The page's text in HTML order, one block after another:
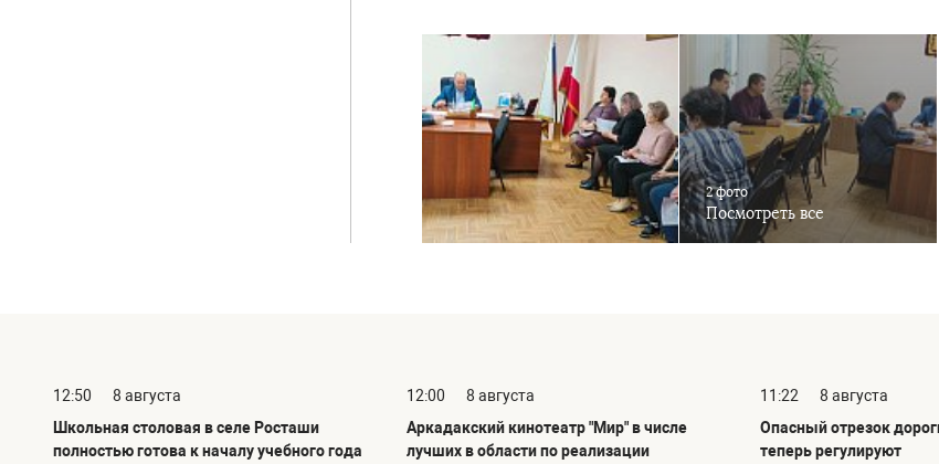
2 фото
Посмотреть все
12:50
8 августа
Школьная столовая в селе Росташи
полностью готова к началу учебного года
12:00
8 августа
Аркадакский кинотеатр "Мир" в числе
лучших в области по реализации
11:22
8 августа
Опасный отрезок
теперь регулируют